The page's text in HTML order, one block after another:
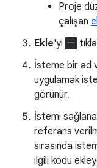
Proje
çalışan
Ekle'yi
İsteme bir ad
uygulamak
görünür.
İstemi
referans
sırasında
ilgili kodu